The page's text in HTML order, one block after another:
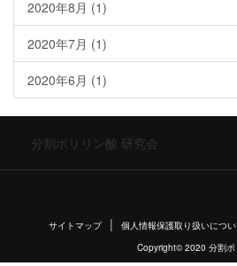
2020年8月 (1)
2020年7月 (1)
2020年6月 (1)
分割ポリリン酸 研究会
サイトマップ
個人情報保護取り扱いにつ
Copyright© 2020 分割